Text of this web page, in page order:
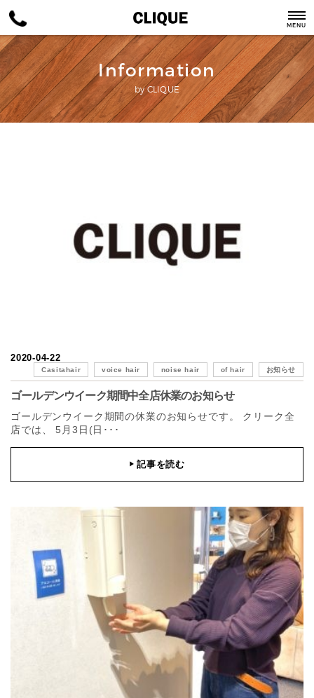
MENU
Information
by CLIQUE
2020-04-22
Casitahair voice hair noise hair of hair お知らせ
ゴールデンウイーク期間中全店休業のお知らせ
ゴールデンウイーク期間の休業のお知らせです。 クリーク全
店では、 5月3日(日･･･
▶記事を読む